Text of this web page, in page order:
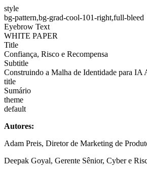
style
bg-pattern,bg-grad-cool-101-right,full-bleed
Eyebrow Text
WHITE PAPER
Title
Confiança, Risco e Recompensa
Subtitle
Construindo a Malha de Identidade para IA
title
Sumário
theme
default
Autores:
Adam Preis, Diretor de Marketing de
Deepak Goyal, Gerente Sênior, Cyber e